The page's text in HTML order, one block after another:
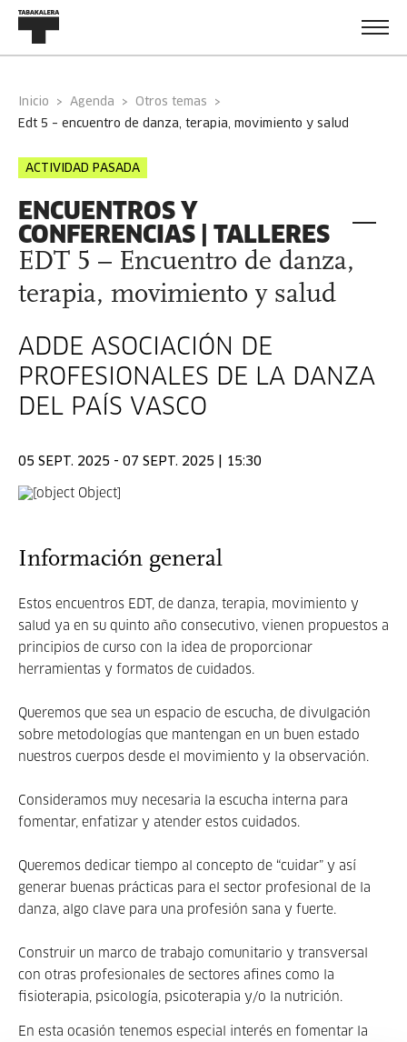
Inicio Agenda
Otros temas
edt 5 – encuentro de danza, terapia, movimiento y salud
ACTIVIDAD PASADA
ENCUENTROS Y
CONFERENCIAS | TALLERES
EDT 5 – Encuentro de danza,
terapia, movimiento y salud
ADDE ASOCIACIÓN DE
PROFESIONALES DE LA DANZA
DEL PAÍS VASCO
05 SEPT. 2025 - 07 SEPT. 2025 | 15:30
Información general
Estos encuentros EDT, de danza, terapia, movimiento y
salud ya en su quinto año consecutivo, vienen propuestos a
principios de curso con la idea de proporcionar
herramientas y formatos de cuidados.
Queremos que sea un espacio de escucha, de divulgación
sobre metodologías que mantengan en un buen estado
nuestros cuerpos desde el movimiento y la observación.
Consideramos muy necesaria la escucha interna para
fomentar, enfatizar y atender estos cuidados.
Queremos dedicar tiempo al concepto de “cuidar” y así
generar buenas prácticas para el sector profesional de la
danza, algo clave para una profesión sana y fuerte.
Construir un marco de trabajo comunitario y transversal
con otras profesionales de sectores afines como la
fisioterapia, psicología, psicoterapia y/o la nutrición.
En esta ocasión tenemos especial interés en fomentar la